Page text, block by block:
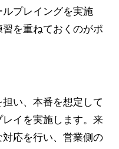
プレイングを実施
を重ねておくのがポ
い、本番を想定して
イを実施します。来
応を行い、営業側の